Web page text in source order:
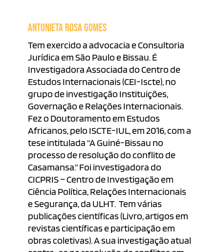
ANTONIETA ROSA GOMES
Tem exercido a advocacia e Consultoria
Jurídica em São Paulo e Bissau. É
Investigadora Associada do Centro de
Estudos Internacionais (CEI-Iscte), no
grupo de investigação Instituições,
Governação e Relações Internacionais.
Fez o Doutoramento em Estudos
Africanos, pelo ISCTE-IUL, em 2016, com a
tese intitulada “A Guiné-Bissau no
processo de resolução do conflito de
Casamansa.” Foi investigadora do
CICPRIS – Centro de Investigação em
Ciência Política, Relações Internacionais
e Segurança, da ULHT. Tem várias
publicações científicas (Livro, artigos em
revistas científicas e participação em
obras coletivas). A sua investigação atual